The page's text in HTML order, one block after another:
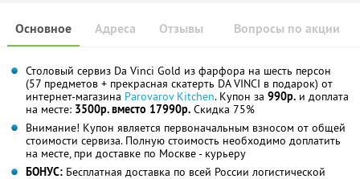
Основное Отзывы Вопросы по акции
Адреса
Столовый сервиз Da Vinci Gold из фарфора на шесть персон
(57 предметов + прекрасная скатерть DA VINCI в подарок) от
интернет-магазина Parovarov Kitchen. Купон за 990р. и доплата
на месте: 3500р. вместо 17990р. Скидка 75%
Внимание! Купон является первоначальным взносом от общей
стоимости сервиза. Полную стоимость необходимо доплатить
на месте, при доставке по Москве - курьеру
БОНУС: Бесплатная доставка по всей России логистической